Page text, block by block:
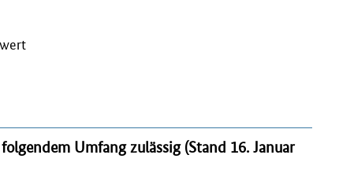
Umfang zulässig (Stand 16. Januar